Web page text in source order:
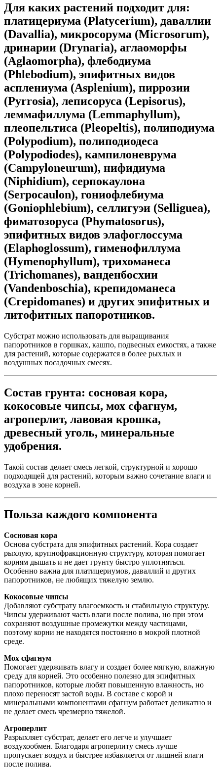
Для каких растений подходит для:
платицериума (Platycerium), даваллии
(Davallia), микросорума (Microsorum),
дринарии (Drynaria), аглаоморфы
(Aglaomorpha), флебодиума
(Phlebodium), эпифитных видов
асплениума (Asplenium), пиррозии
(Pyrrosia), леписоруса (Lepisorus),
леммафиллума (Lemmaphyllum),
плеопельтиса (Pleopeltis), полиподиума
(Polypodium), полиподиодеса
(Polypodiodes), кампилоневрума
(Campyloneurum), нифидиума
(Niphidium), серпокаулона
(Serpocaulon), гониофлебиума
(Goniophlebium), селлигуэи (Selliguea),
фиматозоруса (Phymatosorus),
эпифитных видов элафоглоссума
(Elaphoglossum), гименофиллума
(Hymenophyllum), трихоманеса
(Trichomanes), ванденбосхии
(Vandenboschia), крепидоманеса
(Crepidomanes) и других эпифитных и
литофитных папоротников.
Субстрат можно использовать для выращивания
папоротников в горшках, кашпо, подвесных емкостях, а также
для растений, которые содержатся в более рыхлых и
воздушных посадочных смесях.
Состав грунта: сосновая кора,
кокосовые чипсы, мох сфагнум,
агроперлит, лавовая крошка,
древесный уголь, минеральные
удобрения.
Такой состав делает смесь легкой, структурной и хорошо
подходящей для растений, которым важно сочетание влаги и
воздуха в зоне корней.
Польза каждого компонента
Сосновая кора
Основа субстрата для эпифитных растений. Кора создает
рыхлую, крупнофракционную структуру, которая помогает
корням дышать и не дает грунту быстро уплотняться.
Особенно важна для платицериумов, даваллий и других
папоротников, не любящих тяжелую землю.
Кокосовые чипсы
Добавляют субстрату влагоемкость и стабильную структуру.
Чипсы удерживают часть влаги после полива, но при этом
сохраняют воздушные промежутки между частицами,
поэтому корни не находятся постоянно в мокрой плотной
среде.
Мох сфагнум
Помогает удерживать влагу и создает более мягкую, влажную
среду для корней. Это особенно полезно для эпифитных
папоротников, которые любят повышенную влажность, но
плохо переносят застой воды. В составе с корой и
минеральными компонентами сфагнум работает деликатно и
не делает смесь чрезмерно тяжелой.
Агроперлит
Разрыхляет субстрат, делает его легче и улучшает
воздухообмен. Благодаря агроперлиту смесь лучше
пропускает воздух и быстрее избавляется от лишней влаги
после полива.